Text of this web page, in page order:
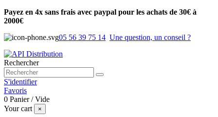
Payez en 4x sans frais avec paypal pour les achats de 30€ à
2000€
05 56 39 75 14 Une question, un conseil ?
Rechercher
S'identifier
Favoris
0 Panier /Vide
Your cart
×